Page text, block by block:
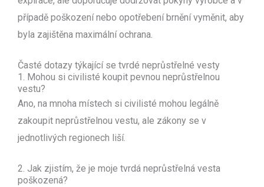
případě poškození nebo opotřebení brnění vyměnit, aby
byla zajištěna maximální ochrana.
Časté dotazy týkající se tvrdé neprůstřelné vesty
1. Mohou si civilisté koupit pevnou neprůstřelnou
vestu?
Ano, na mnoha místech si civilisté mohou legálně
zakoupit neprůstřelnou vestu, ale zákony se v
jednotlivých regionech liší.
2. Jak zjistím, že je moje tvrdá neprůstřelná vesta
poškozená?